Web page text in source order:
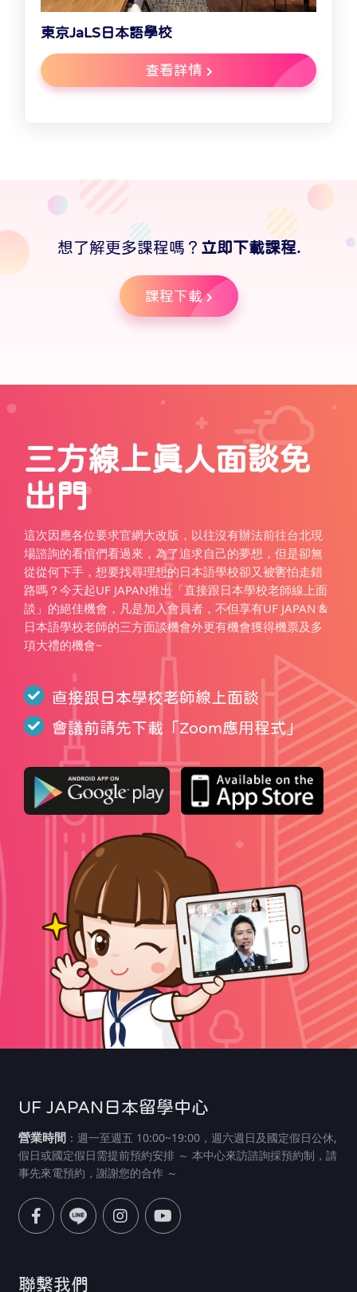
東京JaLS日本語學校
查看詳情
想了解更多課程嗎？ 立即下載課程.
課程下載
三方線上真人面談免
出門
這次因應各位要求官網大改版，以往沒有辦法前往台北現
場諮詢的看倌們看過來，為了追求自己的夢想，但是卻無
從從何下手，想要找尋理想的日本語學校卻又被害怕走錯
路嗎？今天起UF JAPAN推出「直接跟日本學校老師線上面
談」的絕佳機會，凡是加入會員者，不但享有UF JAPAN &
日本語學校老師的三方面談機會外更有機會獲得機票及多
項大禮的機會~
直接跟日本學校老師線上面談
會議前請先下載「Zoom應用程式」
UF JAPAN日本留學中心
營業時間：週一至週五 10:00~19:00，週六週日及國定假日公休,
假日或國定假日需提前預約安排 ～ 本中心來訪諮詢採預約制，請
事先來電預約，謝謝您的合作 ～
聯繫我們